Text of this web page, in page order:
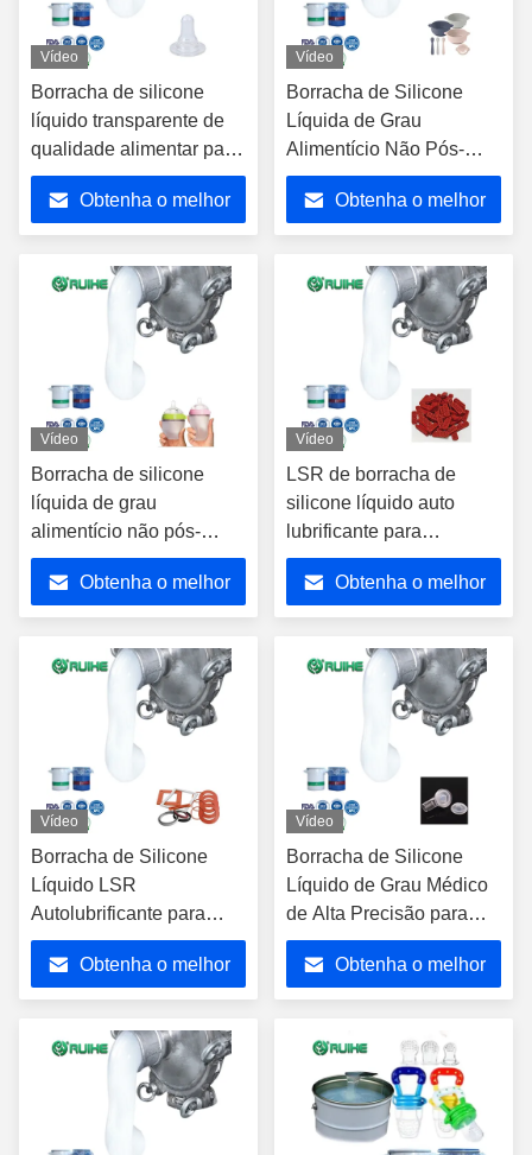
Vídeo
Borracha de silicone
líquido transparente de
qualidade alimentar para
mamilos de bebê
Obtenha o melhor
Vídeo
Borracha de Silicone
Líquida de Grau
Alimentício Não Pós-
Curada para Produtos de
Bebê e Aplicações de
Contato com Alimentos
Obtenha o melhor
Vídeo
Borracha de silicone
líquida de grau
alimentício não pós-
curada para produtos de
bebê e peças em contato
com alimentos
Obtenha o melhor
Vídeo
LSR de borracha de
silicone líquido auto
lubrificante para
componentes de
vedaçõesObtenha o melhor
Vídeo
Borracha de Silicone
Líquido LSR
Autolubrificante para
Peças de Vedação à
Prova d'Água
Obtenha o melhor
Vídeo
Borracha de Silicone
Líquido de Grau Médico
de Alta Precisão para
Válvulas de Silicone com
Excelente Desempenho
de Vedação
Obtenha o melhor